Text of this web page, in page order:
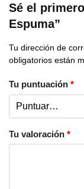
Sé el
Espuma”
Tu dirección de
obligatorios están
Tu puntuación *
Tu valoración *